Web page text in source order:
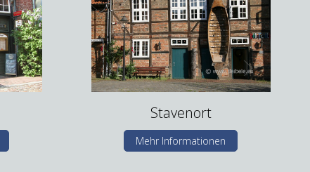
Stavenort
Mehr Informationen